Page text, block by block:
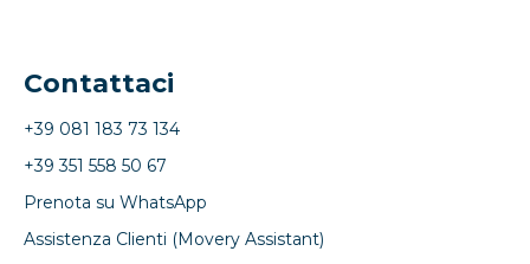
Contattaci
+39 081 183 73 134
+39 351 558 50 67
Prenota su WhatsApp
Assistenza Clienti (Movery Assistant)